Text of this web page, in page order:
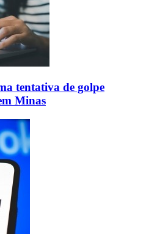
tentativa de golpe
Minas